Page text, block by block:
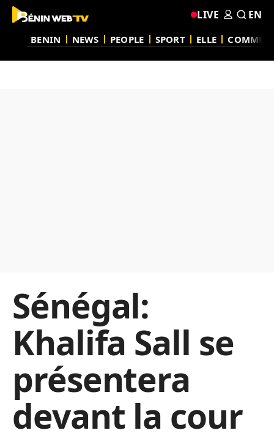
BENIN NEWS PEOPLE SPORT ELLE
LIVE EN
Sénégal:
Khalifa Sall se
présentera
devant la cour